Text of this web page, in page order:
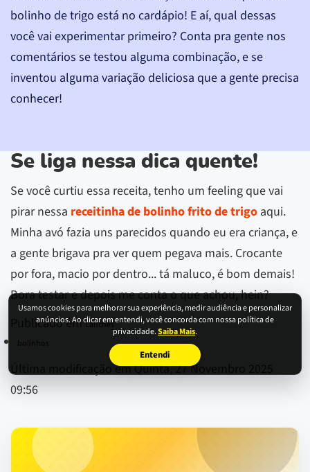
Usamos cookies para melhorar sua experiência, medir audiência e personalizar
anúncios. Ao clicar em entendi, você concorda com nossa política de
privacidade.Saiba Mais.
Entendi
bolinho de trigo está no cardápio! E aí, qual dessas
você vai experimentar primeiro? Conta pra gente nos
comentários se testou alguma combinação, e se
inventou alguma variação deliciosa que a gente precisa
conhecer!
Se liga nessa dica quente!
Se você curtiu essa receita, tenho um feeling que vai
pirar nessa receitinha de bolinho frito de trigo aqui.
Minha avó fazia uns parecidos quando eu era criança, e
a gente brigava pra ver quem pegava mais. Crocante
por fora, macio por dentro... tá maluco, é bom demais!
Bora testar e depois me conta o que achou, hein?
Publicado emLanches
bolinhos
Última modificação em Quinta, 27 Novembro 2025
09:56